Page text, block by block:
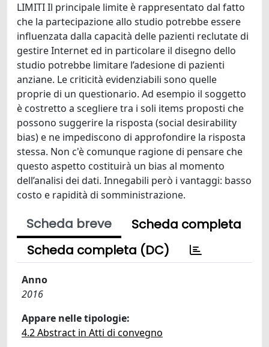
LIMITI Il principale limite è rappresentato dal fatto
che la partecipazione allo studio potrebbe essere
influenzata dalla capacità delle pazienti reclutate di
gestire Internet ed in particolare il disegno dello
studio potrebbe limitare l’adesione di pazienti
anziane. Le criticità evidenziabili sono quelle
proprie di un questionario. Ad esempio il soggetto
è costretto a scegliere tra i soli items proposti che
possono suggerire la risposta (social desirability
bias) e ne impediscono di approfondire la risposta
stessa. Non c'è comunque ragione di pensare che
questo aspetto costituirà un bias al momento
dell’analisi dei dati. Innegabili però i vantaggi: basso
costo e rapidità di somministrazione.
Scheda breve
Scheda completa
Scheda completa (DC)
Anno
2016
Appare nelle tipologie:
4.2 Abstract in Atti di convegno